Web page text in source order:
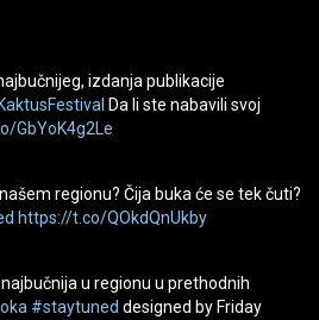
izdanja publikacije
Da li ste nabavili svoj
GbYoK4g2Le
regionu? Čija buka će se tek čuti?
https://t.co/QOkdQnUkby
u regionu u prethodnih
#staytuned designed by Friday